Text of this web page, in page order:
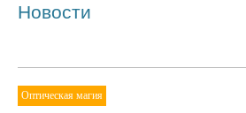
Новости
Оптическая магия